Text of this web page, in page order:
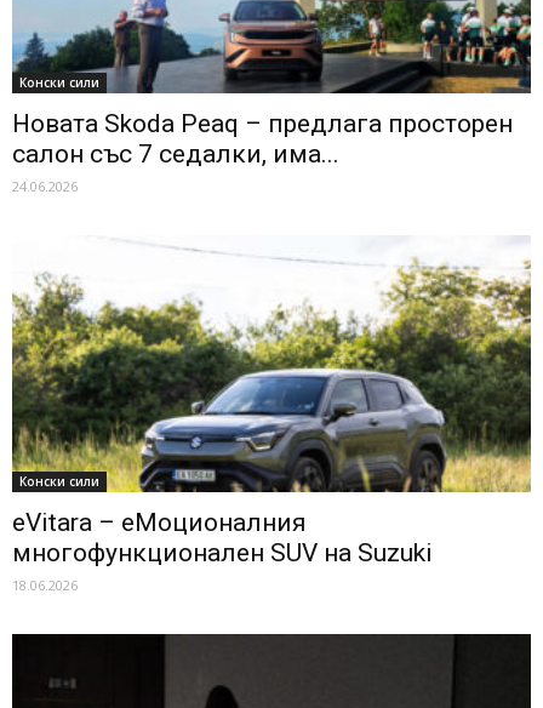
Конски сили
Новата Skoda Peaq – предлага просторен
салон със 7 седалки, има...
24.06.2026
Конски сили
eVitara – еМоционалния
многофункционален SUV на Suzuki
18.06.2026